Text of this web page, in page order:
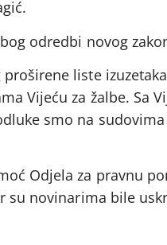
odredbi novog
liste
Vijeću za žalbe. Sa
smo na
Odjela za pravnu
su novinarima bile